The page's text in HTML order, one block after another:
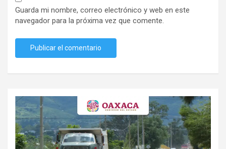
Guarda mi nombre, correo electrónico y web en este
navegador para la próxima vez que comente.